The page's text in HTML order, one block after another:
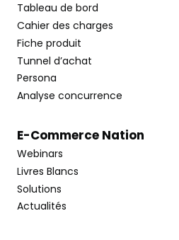
Tableau de bord
Cahier des charges
Fiche produit
Tunnel d’achat
Persona
Analyse concurrence
E-Commerce Nation
Webinars
Livres Blancs
Solutions
Actualités